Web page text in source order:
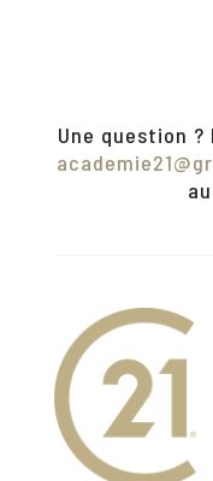
Une question ?